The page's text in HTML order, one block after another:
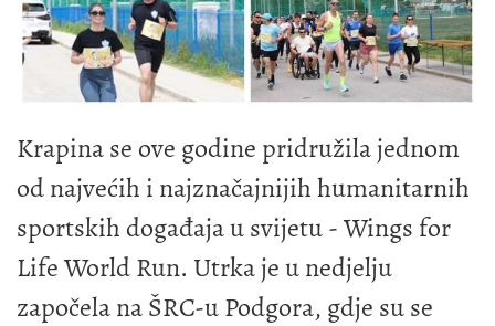
Krapina se ove godine pridružila jednom
od najvećih i najznačajnijih humanitarnih
sportskih događaja u svijetu - Wings for
Life World Run. Utrka je u nedjelju
započela na ŠRC-u Podgora, gdje su se